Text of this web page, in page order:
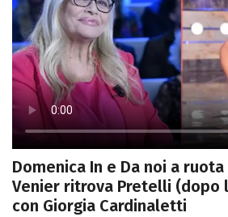
Domenica In e Da noi a
Venier ritrova Pretelli (dopo
con Giorgia Cardinaletti